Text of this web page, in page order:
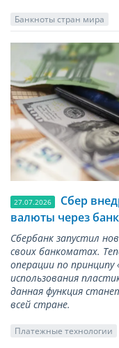
Банкноты стран мира
27.07.2026
Сбер
валюты через
Сбербанк запустил
своих банкоматах.
операции по принципу
использования
данная функция
всей стране.
Платежные технологии